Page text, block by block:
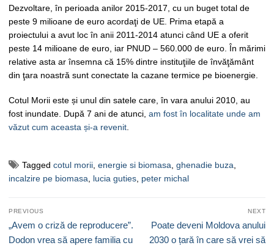
Dezvoltare, în perioada anilor 2015-2017, cu un buget total de
peste 9 milioane de euro acordaţi de UE. Prima etapă a
proiectului a avut loc în anii 2011-2014 atunci când UE a oferit
peste 14 milioane de euro, iar PNUD – 560.000 de euro. În mărimi
relative asta ar însemna că 15% dintre instituţiile de învăţământ
din ţara noastră sunt conectate la cazane termice pe bioenergie.
Cotul Morii este și unul din satele care, în vara anului 2010, au
fost inundate. După 7 ani de atunci, am fost în localitate unde am
văzut cum aceasta și-a revenit.
Tagged cotul morii energie si biomasa ghenadie buza
incalzire pe biomasa
lucia guties peter michal
Navigare
în
articole
PREVIOUS
Previous
post:
„Avem o criză de reproducere”.
Dodon vrea să apere familia cu
NEXT
Next
post:
Poate deveni Moldova anului
2030 o țară în care să vrei să